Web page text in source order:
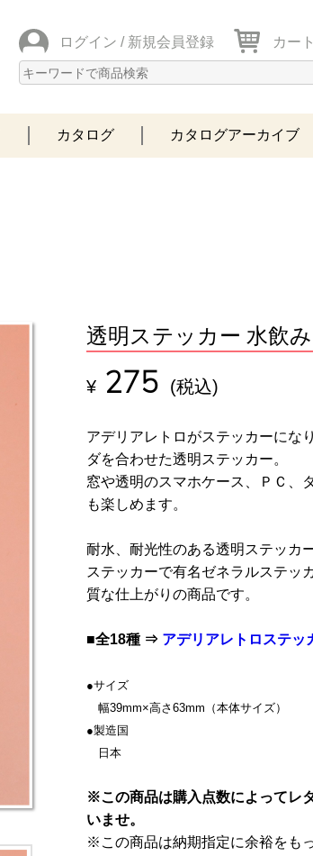
ログイン / 新規会員登録 カート
カタログ カタログアーカイブ
透明ステッカー 水飲
¥ 275 (税込)
アデリアレトロがステッカーにな
ダを合わせた透明ステッカー。
窓や透明のスマホケース、ＰＣ、
も楽しめます。
耐水、耐光性のある透明ステッカ
ステッカーで有名ゼネラルステッ
質な仕上がりの商品です。
■全18種 ⇒ アデリアレトロステッ
●サイズ
幅39mm×高さ63mm（本体サイズ）
●製造国
日本
※この商品は購入点数によってレ
いませ。
※この商品は納期指定に余裕をも